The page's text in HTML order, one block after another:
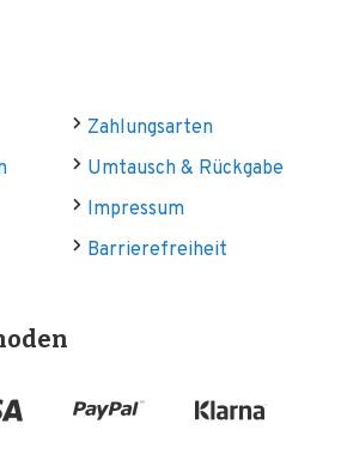
Zahlungsarten
Umtausch & Rückgabe
Impressum
Barrierefreiheit